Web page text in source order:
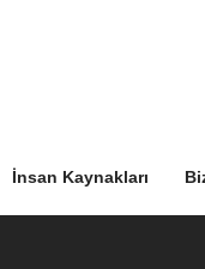
İnsan Kaynakları